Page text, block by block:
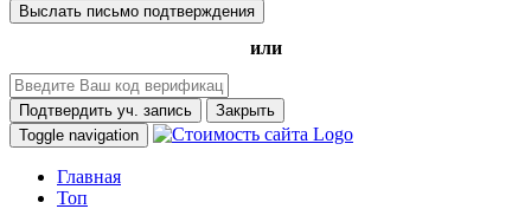
Выслать письмо подтверждения
или
Подтвердить уч. запись
Закрыть
Toggle navigation
Главная
Топ